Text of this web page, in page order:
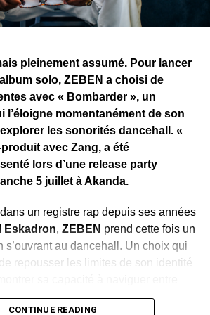
Telegram
Email
>>
pleinement assumé. Pour lancer
solo, ZEBEN a choisi de
avec « Bombarder », un
l’éloigne momentanément de son
les sonorités dancehall. «
avec Zang, a été
lors d’une release party
5 juillet à Akanda.
un registre rap depuis ses années
Eskadron, ZEBEN prend cette fois un
s’ouvrant au dancehall. Un choix qui
repousser les limites de son identité
CONTINUE READING